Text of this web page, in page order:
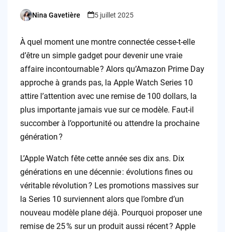
Posted
Nina Gavetière 5 juillet 2025
À quel moment une montre connectée cesse-t-elle
d’être un simple gadget pour devenir une vraie
affaire incontournable ? Alors qu’Amazon Prime Day
approche à grands pas, la Apple Watch Series 10
attire l’attention avec une remise de 100 dollars, la
plus importante jamais vue sur ce modèle. Faut-il
succomber à l’opportunité ou attendre la prochaine
génération ?
L’Apple Watch fête cette année ses dix ans. Dix
générations en une décennie : évolutions fines ou
véritable révolution ? Les promotions massives sur
la Series 10 surviennent alors que l’ombre d’un
nouveau modèle plane déjà. Pourquoi proposer une
remise de 25 % sur un produit aussi récent ? Apple